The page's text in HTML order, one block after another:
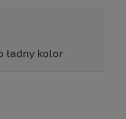
ładny kolor